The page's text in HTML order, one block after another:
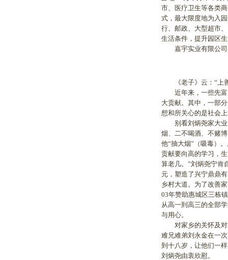
市、医疗卫生等各类
式，最大限度地为入
行、邮政、大型超市
生活条件，提升园区
嘉宇实业有限公司
《老子》云：“上善
近年来，一些先富
大贡献。其中，一部
想和所关心的是社会
别看刘炳尧家大业
烟、二不喝酒、不赌
他“抽大烟”（吸毒）
贡献要向高的学习，
算老几。”刘炳尧宁肯
元，塑造了兴宁鼎鼎
乡村大道。为了改善
03年赞助惠城区三栋
从高一到高三的全部
与用心。
对家乡的关怀及对
难兄难弟刘永金在一
到十八岁，让他们一
刘炳尧由衷欣慰。